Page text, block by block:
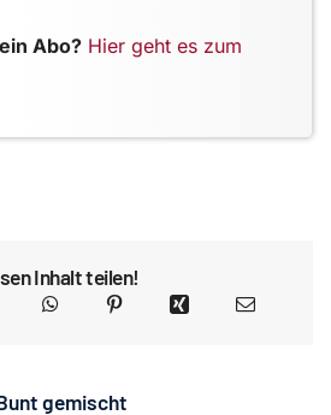
Abo? Hier geht es zum
Inhalt teilen!
gemischt